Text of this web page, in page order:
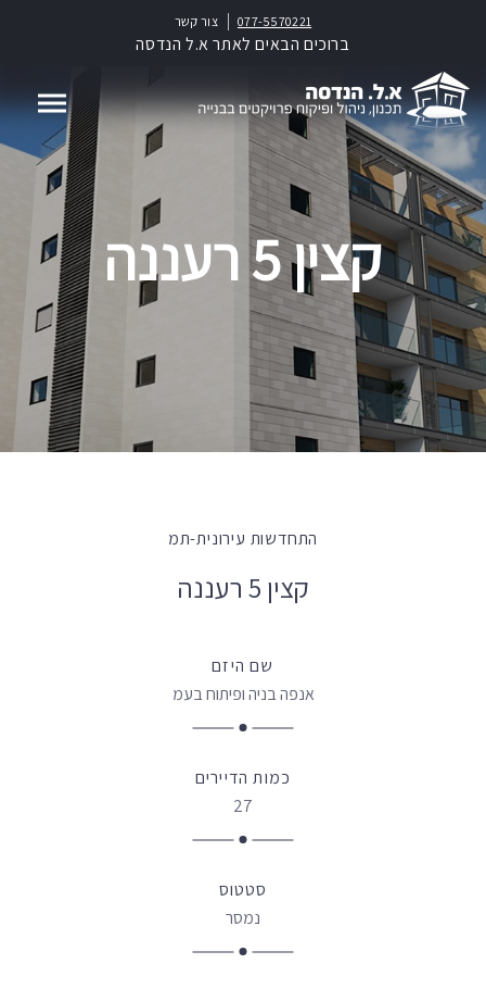
צור קשר 077-5570221
ברוכים הבאים לאתר א.ל הנדסה
קצין 5 רעננה
התחדשות עירונית-תמ
קצין 5 רעננה
שם היזם
אנפה בניה ופיתוח בעמ
כמות הדיירים
27
סטטוס
נמסר